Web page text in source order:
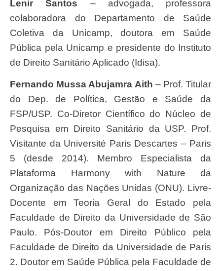
Lenir Santos – advogada, professora
colaboradora do Departamento de Saúde
Coletiva da Unicamp, doutora em Saúde
Pública pela Unicamp e presidente do Instituto
de Direito Sanitário Aplicado (Idisa).
Fernando Mussa Abujamra Aith – Prof. Titular
do Dep. de Política, Gestão e Saúde da
FSP/USP. Co-Diretor Científico do Núcleo de
Pesquisa em Direito Sanitário da USP. Prof.
Visitante da Université Paris Descartes – Paris
5 (desde 2014). Membro Especialista da
Plataforma Harmony with Nature da
Organização das Nações Unidas (ONU). Livre-
Docente em Teoria Geral do Estado pela
Faculdade de Direito da Universidade de São
Paulo. Pós-Doutor em Direito Público pela
Faculdade de Direito da Universidade de Paris
2. Doutor em Saúde Pública pela Faculdade de